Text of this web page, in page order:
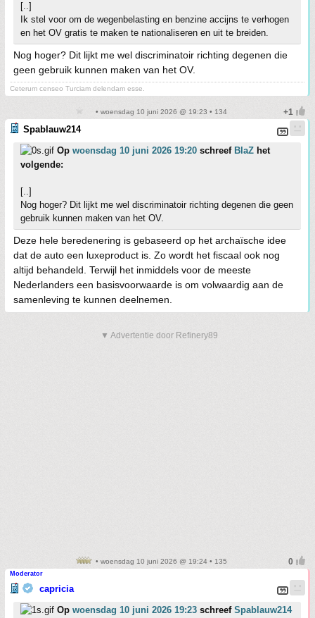
[..]
Ik stel voor om de wegenbelasting en benzine accijns te verhogen
en het OV gratis te maken te nationaliseren en uit te breiden.
Nog hoger? Dit lijkt me wel discriminatoir richting degenen die
geen gebruik kunnen maken van het OV.
Ceterum censeo Turciam delendam esse.
• woensdag 10 juni 2026 @ 19:23 • 134
Spablauw214
Op woensdag 10 juni 2026 19:20 schreef BlaZ het
volgende:
[..]
Nog hoger? Dit lijkt me wel discriminatoir richting degenen die geen
gebruik kunnen maken van het OV.
Deze hele beredenering is gebaseerd op het archaïsche idee
dat de auto een luxeproduct is. Zo wordt het fiscaal ook nog
altijd behandeld. Terwijl het inmiddels voor de meeste
Nederlanders een basisvoorwaarde is om volwaardig aan de
samenleving te kunnen deelnemen.
▼ Advertentie door Refinery89
• woensdag 10 juni 2026 @ 19:24 • 135
Moderator
capricia
Op woensdag 10 juni 2026 19:23 schreef Spablauw214